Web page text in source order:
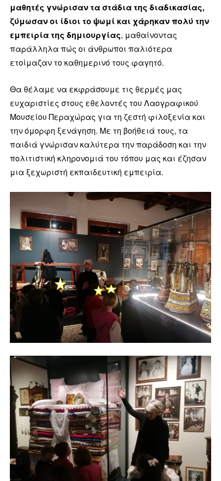
μαθητές γνώρισαν τα στάδια της διαδικασίας,
ζύμωσαν οι ίδιοι το ψωμί και χάρηκαν πολύ την
εμπειρία της δημιουργίας, μαθαίνοντας
παράλληλα πώς οι άνθρωποι παλιότερα
ετοίμαζαν το καθημερινό τους φαγητό.
Θα θέλαμε να εκφράσουμε τις θερμές μας
ευχαριστίες στους εθελοντές του Λαογραφικού
Μουσείου Περαχώρας για τη ζεστή φιλοξενία και
την όμορφη ξενάγηση. Με τη βοήθειά τους, τα
παιδιά γνώρισαν καλύτερα την παράδοση και την
πολιτιστική κληρονομιά του τόπου μας και έζησαν
μια ξεχωριστή εκπαιδευτική εμπειρία.